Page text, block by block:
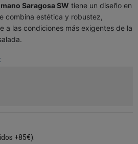
Saragosa SW tiene un diseño en
combina estética y robustez,
a las condiciones más exigentes de la
+85€).